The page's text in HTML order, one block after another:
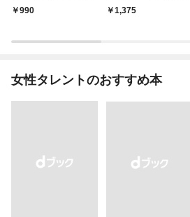
ン体質
￥990
良の友」の進化
￥1,375
女性タレントのおすすめ本